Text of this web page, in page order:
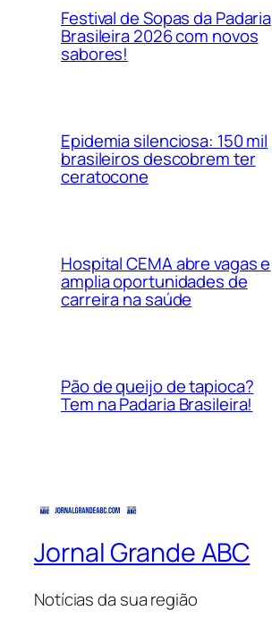
Festival de Sopas da Padaria
Brasileira 2026 com novos
sabores!
Epidemia silenciosa: 150 mil
brasileiros descobrem ter
ceratocone
Hospital CEMA abre vagas e
amplia oportunidades de
carreira na saúde
Pão de queijo de tapioca?
Tem na Padaria Brasileira!
Jornal Grande ABC
Notícias da sua região